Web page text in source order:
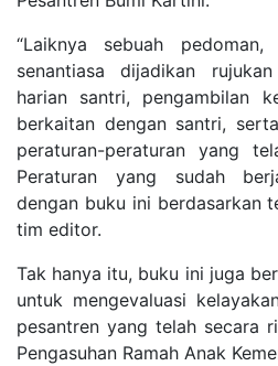
“Laiknya sebuah
senantiasa dijadikan
harian santri, pengambilan
berkaitan dengan santri,
peraturan-peraturan yang
Peraturan yang sudah
dengan buku ini berdasarkan
tim editor.
Tak hanya itu, buku ini juga
untuk mengevaluasi
pesantren yang telah secara
Pengasuhan Ramah Anak